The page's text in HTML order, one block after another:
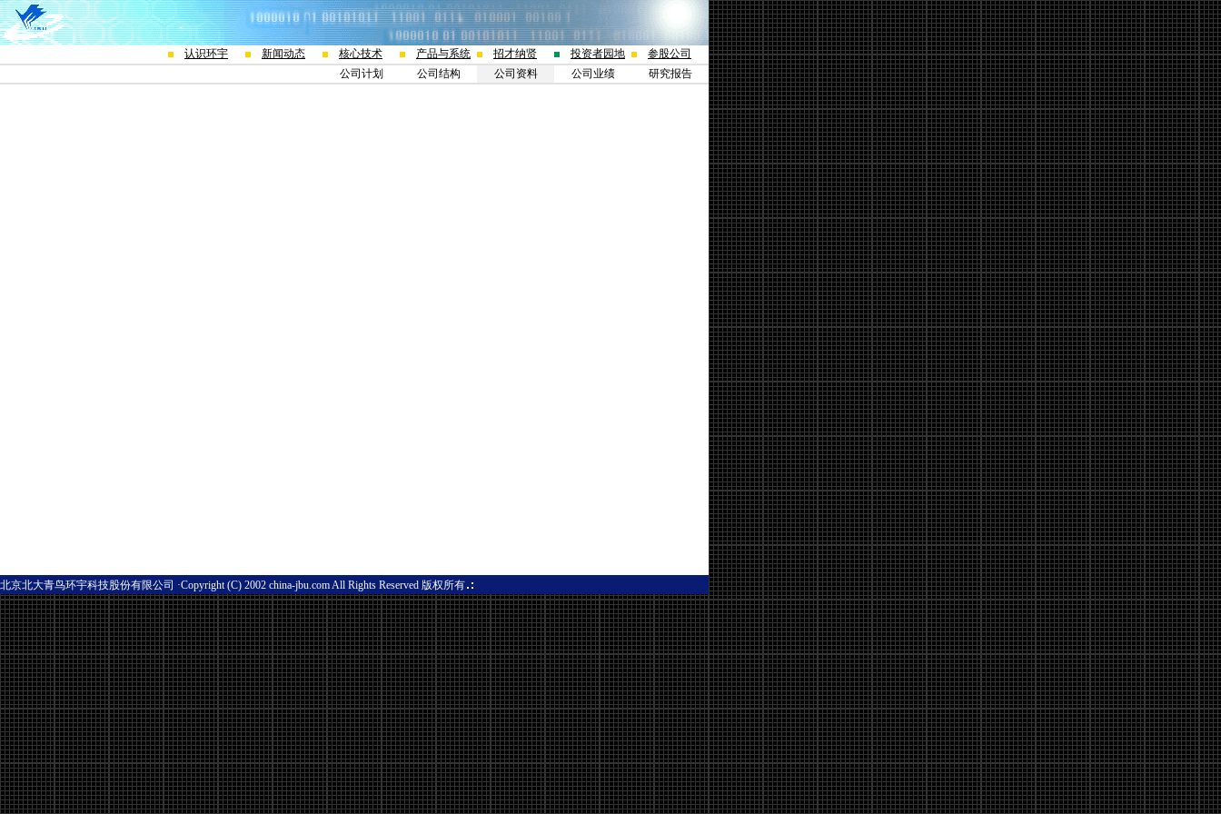
认识环宇 新闻动态 核心技术 产品与系统 招才纳贤 投资者园地
参股公司
公司计划
公司结构 公司资料 公司业绩 研究报告
北京北大青鸟环宇科技股份有限公司 ·Copyright (C) 2002 china-jbu.com All Rights Reserved 版权所有